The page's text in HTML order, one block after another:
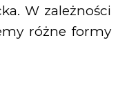
W zależności
różne formy